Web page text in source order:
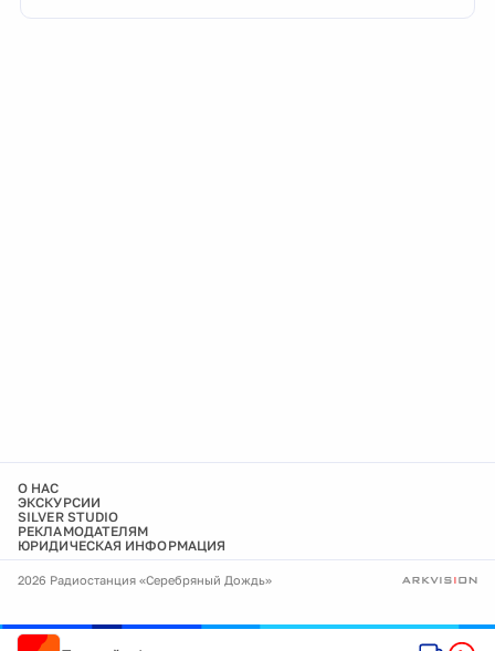
О НАС
ЭКСКУРСИИ
SILVER STUDIO
РЕКЛАМОДАТЕЛЯМ
ЮРИДИЧЕСКАЯ ИНФОРМАЦИЯ
2026 Радиостанция «Серебряный Дождь»